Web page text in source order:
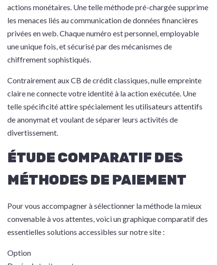
actions monétaires. Une telle méthode pré-chargée supprime
les menaces liés au communication de données financières
privées en web. Chaque numéro est personnel, employable
une unique fois, et sécurisé par des mécanismes de
chiffrement sophistiqués.
Contrairement aux CB de crédit classiques, nulle empreinte
claire ne connecte votre identité à la action exécutée. Une
telle spécificité attire spécialement les utilisateurs attentifs
de anonymat et voulant de séparer leurs activités de
divertissement.
ÉTUDE COMPARATIF DES
MÉTHODES DE PAIEMENT
Pour vous accompagner à sélectionner la méthode la mieux
convenable à vos attentes, voici un graphique comparatif des
essentielles solutions accessibles sur notre site :
Option